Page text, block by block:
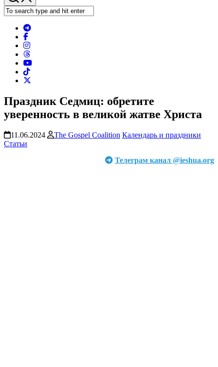
Праздник Седмиц: обретите
уверенность в великой жатве Христа
11.06.2024 The Gospel Coalition Календарь и праздники
Статьи
Телеграм канал @ieshua.org